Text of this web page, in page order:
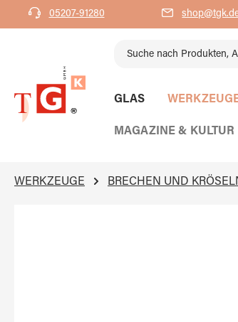
Zur Hauptnavigation springen
05207-91280
GLAS
MAGAZINE & KULTUR
WERKZEUGE BRECHEN UND